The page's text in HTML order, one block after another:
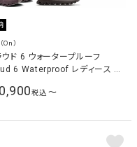
On）
ウド 6 ウォータープルーフ
6 Waterproof レディース ラ
税込 〜